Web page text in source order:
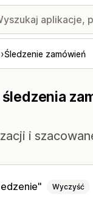
Śledzenie zamówień
i
Wyczyść